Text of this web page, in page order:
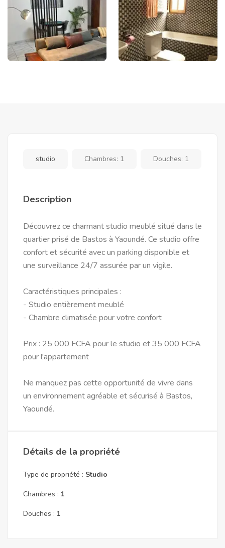
studio Chambres: 1 Douches: 1
Description
Découvrez ce charmant studio meublé situé dans le
quartier prisé de Bastos à Yaoundé. Ce studio offre
confort et sécurité avec un parking disponible et
une surveillance 24/7 assurée par un vigile.
Caractéristiques principales :
- Studio entièrement meublé
- Chambre climatisée pour votre confort
Prix : 25 000 FCFA pour le studio et 35 000 FCFA
pour l'appartement
Ne manquez pas cette opportunité de vivre dans
un environnement agréable et sécurisé à Bastos,
Yaoundé.
Détails de la propriété
Type de propriété : Studio
Chambres : 1
Douches : 1